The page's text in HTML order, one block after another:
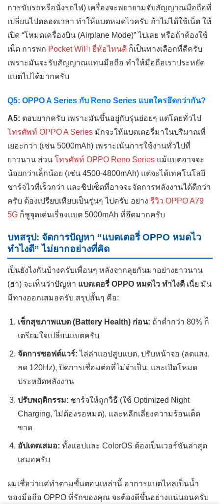
การขับรถหรือนั่งรถไฟ) เครื่องจะพยายามจับสัญญาณมือถือที่
เปลี่ยนไปตลอดเวลา ทำให้แบตหมดไวครับ ถ้าไม่ได้ใช้เน็ต ให้
เปิด “โหมดเครื่องบิน (Airplane Mode)” ไปเลย หรือถ้าต้องใช้
เน็ต การพก Pocket WiFi ยี่ห้อไหนดี ก็เป็นทางเลือกที่ดีครับ
เพราะมันจะรับสัญญาณแทนมือถือ ทำให้มือถือเราประหยัด
แบตไปได้มากครับ
Q5: OPPO A Series กับ Reno Series แบตใครอึดกว่ากัน?
A5: ตอบยากครับ เพราะมันขึ้นอยู่กับรุ่นย่อยๆ แต่โดยทั่วไป
โทรศัพท์ OPPO A Series มักจะให้แบตเตอรี่มาในปริมาณที่
เยอะกว่า (เช่น 5000mAh) เพราะเน้นการใช้งานทั่วไปที่
ยาวนาน ส่วน โทรศัพท์ OPPO Reno Series แม้แบตอาจจะ
น้อยกว่าเล็กน้อย (เช่น 4500-4800mAh) แต่จะได้เทคโนโลยี
ชาร์จไวที่เร็วกว่า และชิปเซ็ตที่อาจจะจัดการพลังงานได้ดีกว่า
ครับ ต้องเปรียบเทียบเป็นรุ่นๆ ไปครับ อย่าง รีวิว OPPO A79
5G ก็ชูจุดเด่นเรื่องแบต 5000mAh ที่อึดมากครับ
บทสรุป: จัดการปัญหา “แบตเตอรี่ OPPO หมดไว
ทำไงดี” ไม่ยากอย่างที่คิด
เป็นยังไงกันบ้างครับเพื่อนๆ หลังจากลุยกันมาอย่างยาวนาน
(ฮา) จะเห็นว่าปัญหา แบตเตอรี่ OPPO หมดไว ทำไงดี เนี่ย มัน
มีทางออกเสมอครับ สรุปสั้นๆ คือ:
เช็กสุขภาพแบต (Battery Health) ก่อน: ถ้าต่ำกว่า 80% ก็
เตรียมใจเปลี่ยนแบตครับ
จัดการซอฟต์แวร์: ไล่ล่าแอปสูบแบต, ปรับหน้าจอ (ลดแสง,
ลด 120Hz), ปิดการเชื่อมต่อที่ไม่จำเป็น, และเปิดโหมด
ประหยัดพลังงาน
ปรับพฤติกรรม: ชาร์จให้ถูกวิธี (ใช้ Optimized Night
Charging, ไม่ต้องรอหมด), และหลีกเลี่ยงความร้อนเด็ด
ขาด
อัปเดตเสมอ: ทั้งแอปและ ColorOS ต้องเป็นเวอร์ชันล่าสุด
เสมอครับ
ผมเชื่อว่าแค่ทำตามขั้นตอนเหล่านี้ อาการแบตไหลเป็นน้ำ
ของมือถือ OPPO ที่รักของคุณ จะต้องดีขึ้นอย่างแน่นอนครับ